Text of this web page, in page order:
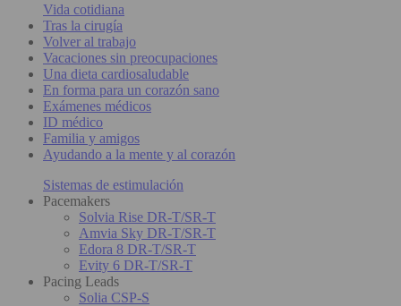
Vida cotidiana
Tras la cirugía
Volver al trabajo
Vacaciones sin preocupaciones
Una dieta cardiosaludable
En forma para un corazón sano
Exámenes médicos
ID médico
Familia y amigos
Ayudando a la mente y al corazón
Sistemas de estimulación
Pacemakers
Solvia Rise DR-T/SR-T
Amvia Sky DR-T/SR-T
Edora 8 DR-T/SR-T
Evity 6 DR-T/SR-T
Pacing Leads
Solia CSP-S